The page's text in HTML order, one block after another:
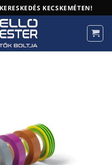
KECSKEMÉTEN!